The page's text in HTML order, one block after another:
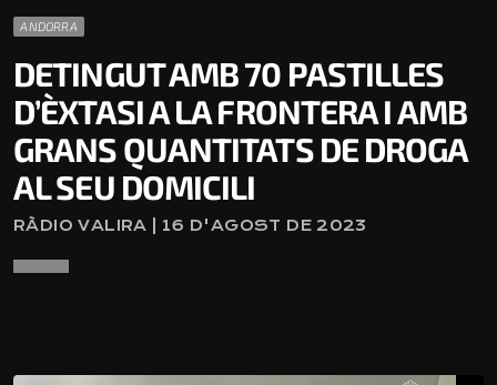
ANDORRA
DETINGUT AMB 70 PASTILLES
D’ÈXTASI A LA FRONTERA I AMB
GRANS QUANTITATS DE DROGA
AL SEU DOMICILI
RÀDIO VALIRA | 16 D'AGOST DE 2023